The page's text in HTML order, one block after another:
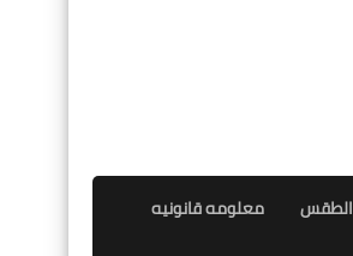
الطقس معلومه قانونيه